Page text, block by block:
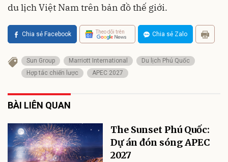
du lịch Việt Nam trên bản đồ thế giới.
Chia sẻ Facebook Theo dõi trên Chia sẻ Zalo
Sun Group Marriott International
Du lịch Phú Quốc
Hợp tác chiến lược
APEC 2027
BÀI LIÊN QUAN
The Sunset Phú Quốc:
Dự án đón sóng APEC
2027